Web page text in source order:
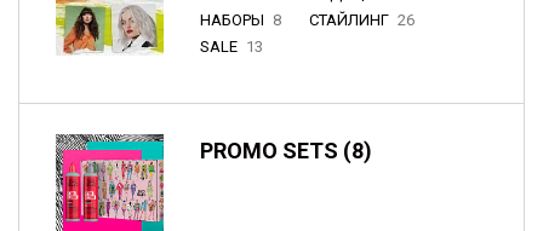
НАБОРЫ 8 СТАЙЛИНГ 26
SALE 13
PROMO SETS (8)